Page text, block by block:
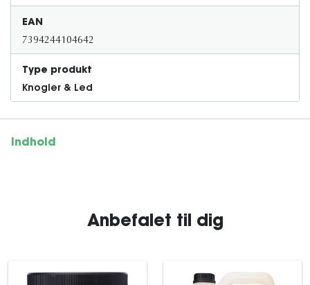
EAN
7394244104642
Type produkt
Knogler & Led
Indhold
Anbefalet til dig